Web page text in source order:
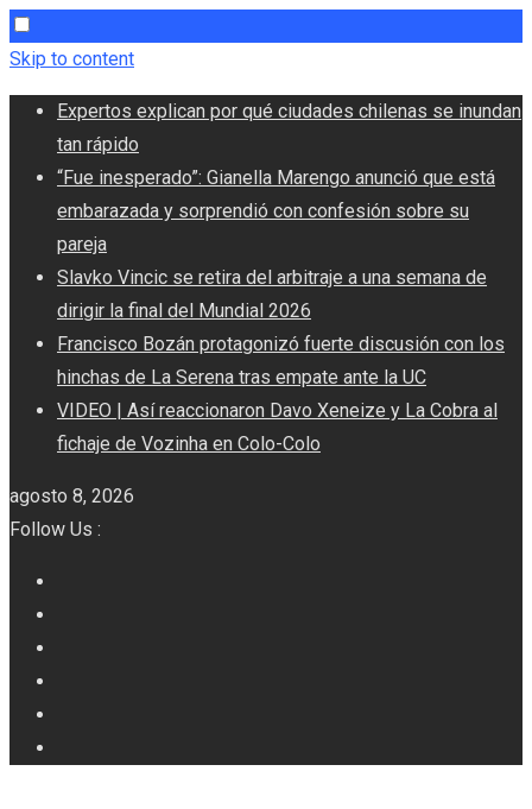
Skip to content
Expertos explican por qué ciudades chilenas se inundan
tan rápido
“Fue inesperado”: Gianella Marengo anunció que está
embarazada y sorprendió con confesión sobre su
pareja
Slavko Vincic se retira del arbitraje a una semana de
dirigir la final del Mundial 2026
Francisco Bozán protagonizó fuerte discusión con los
hinchas de La Serena tras empate ante la UC
VIDEO | Así reaccionaron Davo Xeneize y La Cobra al
fichaje de Vozinha en Colo-Colo
agosto 8, 2026
Follow Us :